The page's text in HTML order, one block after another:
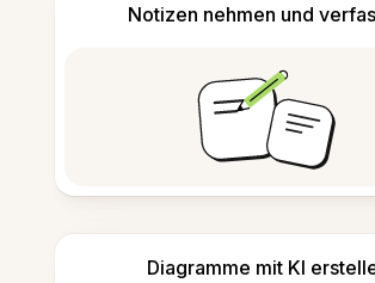
Notizen nehmen und
Diagramme mit KI